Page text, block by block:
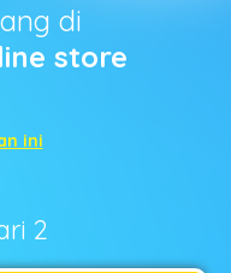
di
store
ini
2